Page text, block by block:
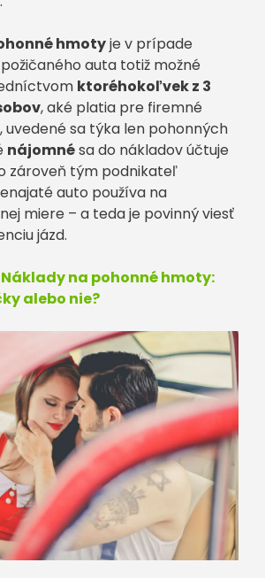
hmotyje v prípade
auta totiž možné
ktoréhokoľvek z 3
, aké platia pre firemné
uvedené sa týka len pohonných
nájomnésa do nákladov účtuje
zároveň tým podnikateľ
auto používa na
miere – a teda je povinný viesť
jázd.
Náklady na pohonné hmoty:
alebo nie?